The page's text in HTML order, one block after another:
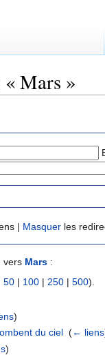
« Mars »
| Masquer les
vers Mars :
50 | 100 | 250 | 500).
)
du ciel ‎(← liens
)